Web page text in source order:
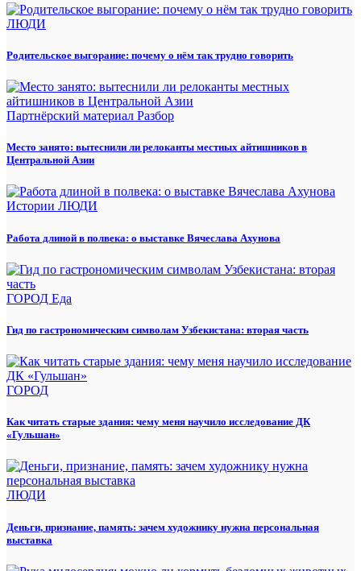
ЛЮДИ
Родительское выгорание: почему о нём так трудно говорить
Партнёрский материал Разбор
Место занято: вытеснили ли релоканты местных айтишников в
Центральной Азии
Истории ЛЮДИ
Работа длиной в полвека: о выставке Вячеслава Ахунова
ГОРОД Еда
Гид по гастрономическим символам Узбекистана: вторая часть
ГОРОД
Как читать старые здания: чему меня научило исследование ДК
«Гульшан»
ЛЮДИ
Деньги, признание, память: зачем художнику нужна персональная
выставка